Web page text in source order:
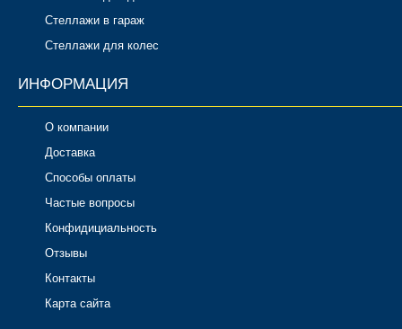
Стеллажи в гараж
Стеллажи для колес
ИНФОРМАЦИЯ
О компании
Доставка
Способы оплаты
Частые вопросы
Конфидициальность
Отзывы
Контакты
Карта сайта